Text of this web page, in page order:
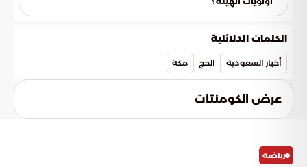
تلبي تطلعات الزوار، مما يسمح للحجاج بالتركيز على الجوانب الروحية
الأولويات التنظيمية للهيئة الملكية لمدينة مكة المكرمة. ومن
الحديثة، تسعى الهيئة لرسم ملامح مستقبلية للحج تركز على الجودة
والتميز في الخدمة.
الكلمات الدلائلية
أخبار السعودية الحج مكة
عرض الكومنتات
رياضة